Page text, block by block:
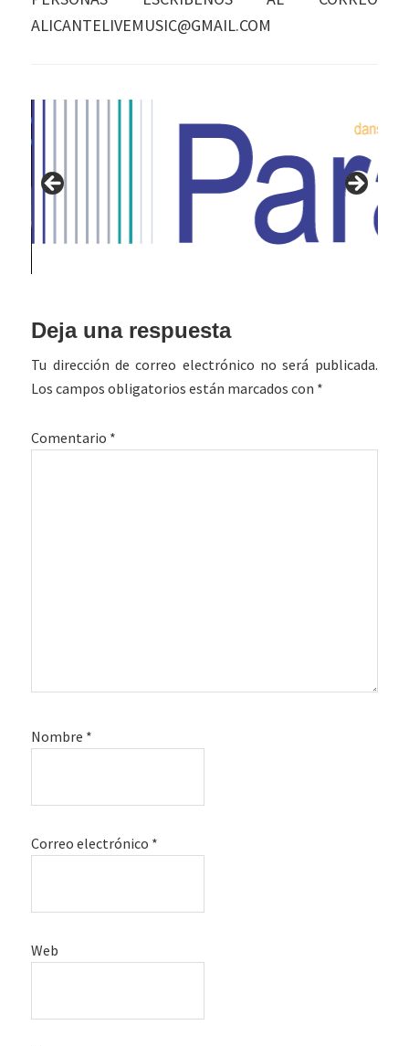
ALICANTELIVEMUSIC@GMAIL.COM
Interacciones
con
los
Deja una respuesta
Tu dirección de correo electrónico no será publicada.
Los campos obligatorios están marcados con *
Comentario *
Nombre *
Correo electrónico *
Web